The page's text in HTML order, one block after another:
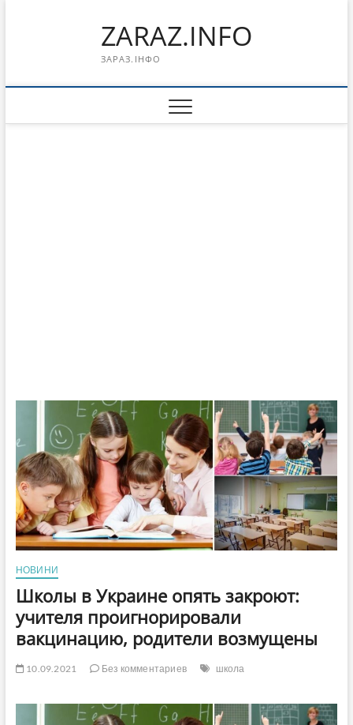
ZARAZ.INFO
ЗАРАЗ.ІНФО
НОВИНИ
Школы в Украине опять закроют:
учителя проигнорировали
вакцинацию, родители возмущены
10.09.2021 Без комментариев школа